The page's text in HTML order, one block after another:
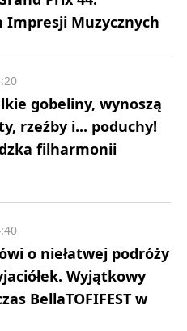
Impresji Muzycznych
gobeliny, wynoszą
rzeźby i... poduchy!
filharmonii
o niełatwej podróży
Wyjątkowy
BellaTOFIFEST w